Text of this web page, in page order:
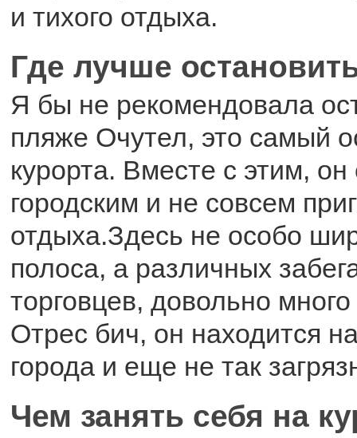
и тихого отдыха.
Где лучше
Я бы не рекомендовала
пляже Очутел, это самый
курорта. Вместе с этим, он
городским и не совсем
отдыха.Здесь не особо
полоса, а различных
торговцев, довольно
Отрес бич, он находится
города и еще не так
Чем занять себя на